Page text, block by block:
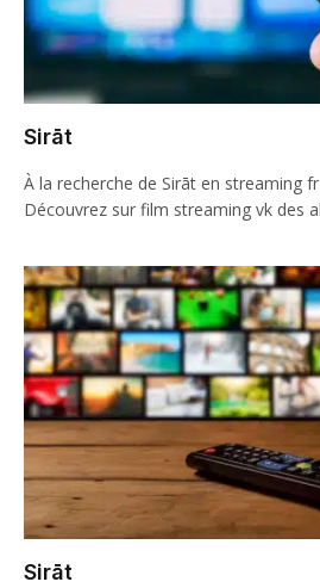
Sirāt
À la recherche de Sirāt en streaming
Découvrez sur film streaming vk des
Sirāt